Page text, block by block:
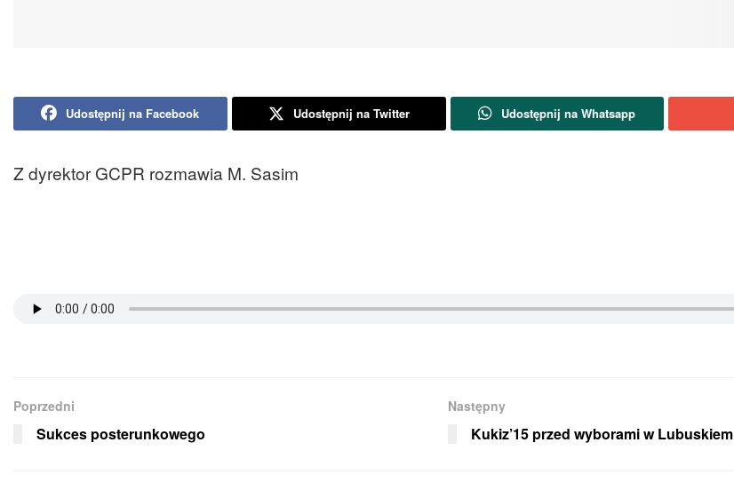
Udostępnij na Facebook Udostępnij na Twitter Udostępnij na Whatsapp
Z dyrektor GCPR rozmawia M. Sasim
Poprzedni
Sukces posterunkowego
Następny
Kukiz’15 przed wyborami w Lubuskiem